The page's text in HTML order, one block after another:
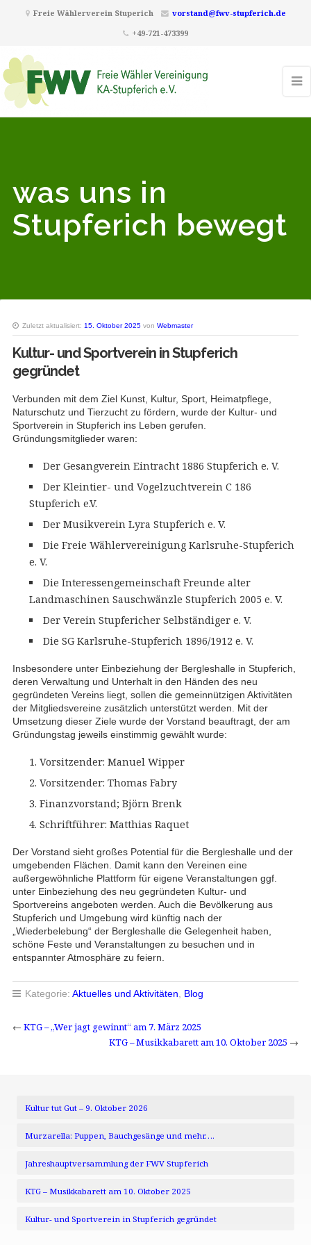
Freie Wählerverein Stuperich
vorstand@fwv-stupferich.de
+49-721-473399
was uns in
Stupferich bewegt
Zuletzt aktualisiert: 15. Oktober 2025 von Webmaster
Kultur- und Sportverein in Stupferich
gegründet
Verbunden mit dem Ziel Kunst, Kultur, Sport, Heimatpflege,
Naturschutz und Tierzucht zu fördern, wurde der Kultur- und
Sportverein in Stupferich ins Leben gerufen.
Gründungsmitglieder waren:
Der Gesangverein Eintracht 1886 Stupferich e. V.
Der Kleintier- und Vogelzuchtverein C 186
Stupferich e.V.
Der Musikverein Lyra Stupferich e. V.
Die Freie Wählervereinigung Karlsruhe-Stupferich
e. V.
Die Interessengemeinschaft Freunde alter
Landmaschinen Sauschwänzle Stupferich 2005 e. V.
Der Verein Stupfericher Selbständiger e. V.
Die SG Karlsruhe-Stupferich 1896/1912 e. V.
Insbesondere unter Einbeziehung der Bergleshalle in Stupferich,
deren Verwaltung und Unterhalt in den Händen des neu
gegründeten Vereins liegt, sollen die gemeinnützigen Aktivitäten
der Mitgliedsvereine zusätzlich unterstützt werden. Mit der
Umsetzung dieser Ziele wurde der Vorstand beauftragt, der am
Gründungstag jeweils einstimmig gewählt wurde:
Vorsitzender: Manuel Wipper
Vorsitzender: Thomas Fabry
Finanzvorstand; Björn Brenk
Schriftführer: Matthias Raquet
Der Vorstand sieht großes Potential für die Bergleshalle und der
umgebenden Flächen. Damit kann den Vereinen eine
außergewöhnliche Plattform für eigene Veranstaltungen ggf.
unter Einbeziehung des neu gegründeten Kultur- und
Sportvereins angeboten werden. Auch die Bevölkerung aus
Stupferich und Umgebung wird künftig nach der
„Wiederbelebung“ der Bergleshalle die Gelegenheit haben,
schöne Feste und Veranstaltungen zu besuchen und in
entspannter Atmosphäre zu feiern.
Kategorie: Aktuelles und Aktivitäten Blog
← KTG – „Wer jagt gewinnt“ am 7. März 2025
KTG – Musikkabarett am 10. Oktober 2025 →
Kultur tut Gut – 9. Oktober 2026
Murzarella: Puppen, Bauchgesänge und mehr….
Jahreshauptversammlung der FWV Stupferich
KTG – Musikkabarett am 10. Oktober 2025
Kultur- und Sportverein in Stupferich gegründet